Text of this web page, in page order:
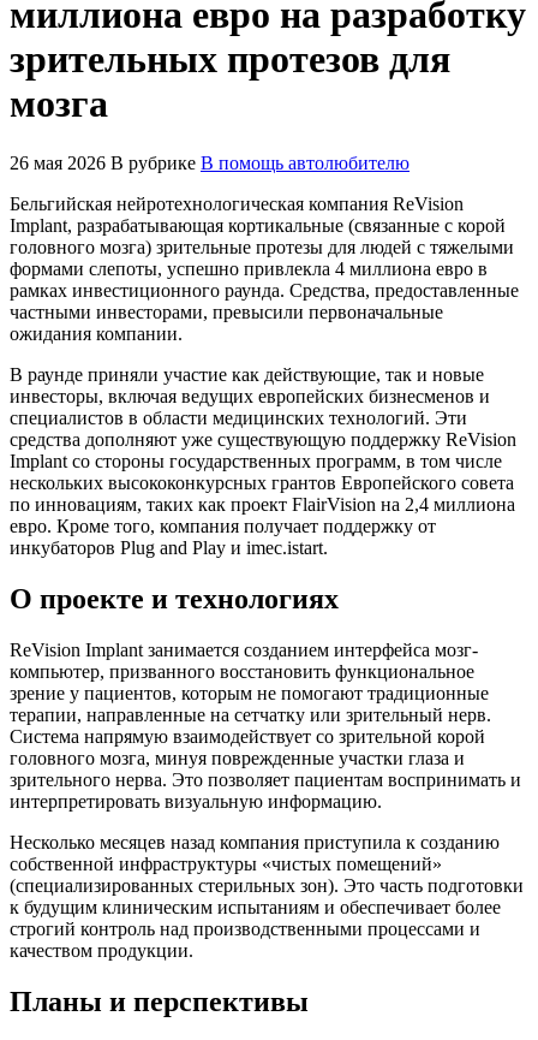
миллиона евро на разработку
зрительных протезов для
мозга
26 мая 2026 В рубрике В помощь автолюбителю
Бельгийская нейротехнологическая компания ReVision
Implant, разрабатывающая кортикальные (связанные с корой
головного мозга) зрительные протезы для людей с тяжелыми
формами слепоты, успешно привлекла 4 миллиона евро в
рамках инвестиционного раунда. Средства, предоставленные
частными инвесторами, превысили первоначальные
ожидания компании.
В раунде приняли участие как действующие, так и новые
инвесторы, включая ведущих европейских бизнесменов и
специалистов в области медицинских технологий. Эти
средства дополняют уже существующую поддержку ReVision
Implant со стороны государственных программ, в том числе
нескольких высококонкурсных грантов Европейского совета
по инновациям, таких как проект FlairVision на 2,4 миллиона
евро. Кроме того, компания получает поддержку от
инкубаторов Plug and Play и imec.istart.
О проекте и технологиях
ReVision Implant занимается созданием интерфейса мозг-
компьютер, призванного восстановить функциональное
зрение у пациентов, которым не помогают традиционные
терапии, направленные на сетчатку или зрительный нерв.
Система напрямую взаимодействует со зрительной корой
головного мозга, минуя поврежденные участки глаза и
зрительного нерва. Это позволяет пациентам воспринимать и
интерпретировать визуальную информацию.
Несколько месяцев назад компания приступила к созданию
собственной инфраструктуры «чистых помещений»
(специализированных стерильных зон). Это часть подготовки
к будущим клиническим испытаниям и обеспечивает более
строгий контроль над производственными процессами и
качеством продукции.
Планы и перспективы